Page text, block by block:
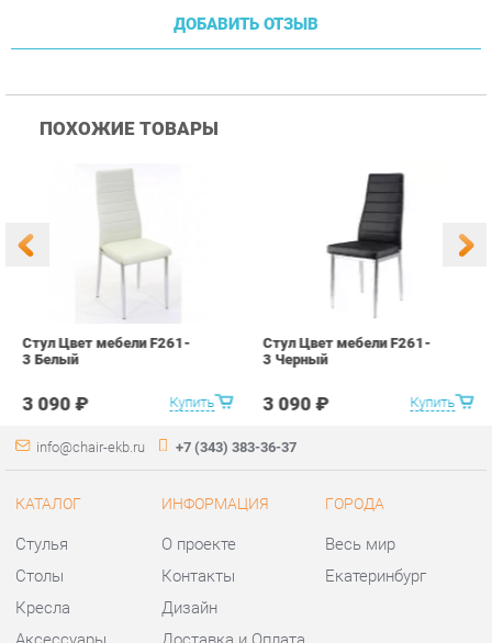
Купить
3 090 ₽ Купить
Стул Цвет мебели F261-
info@chair-ekb.ru
КАТАЛОГ
Столы
Кресла
Банкетки
Табуреты
Пуфы
Мини-Диваны
Комплектующие
ИНФОРМАЦИЯ
Контакты
Дизайн
Скидки и Акции
Политика
Гарантия
Помощь
ГОРОДА
Екатеринбург